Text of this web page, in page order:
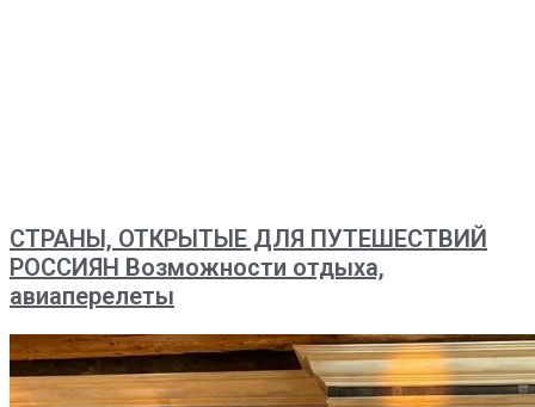
СТРАНЫ, ОТКРЫТЫЕ ДЛЯ ПУТЕШЕСТВИЙ
РОССИЯН Возможности отдыха,
авиаперелеты